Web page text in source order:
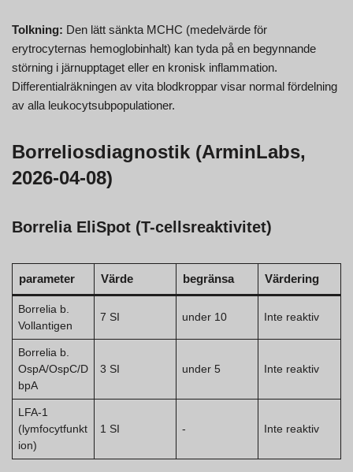
Tolkning: Den lätt sänkta MCHC (medelvärde för
erytrocyternas hemoglobinhalt) kan tyda på en begynnande
störning i järnupptaget eller en kronisk inflammation.
Differentialräkningen av vita blodkroppar visar normal fördelning
av alla leukocytsubpopulationer.
Borreliosdiagnostik (ArminLabs,
2026-04-08)
Borrelia EliSpot (T-cellsreaktivitet)
parameter Värde begränsa Värdering
Borrelia b.
Vollantigen
7 SI under 10 Inte reaktiv
Borrelia b.
OspA/OspC/D
bpA
3 SI under 5 Inte reaktiv
LFA-1
(lymfocytfunkt
ion)
1 SI - Inte reaktiv